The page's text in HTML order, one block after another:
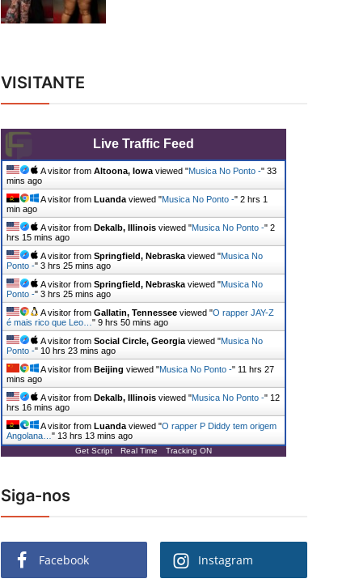
VISITANTE
Live Traffic Feed
A visitor from Altoona, Iowaviewed "Musica No Ponto -" 33
mins ago
A visitor from Luandaviewed "Musica No Ponto -" 2 hrs 1
min ago
A visitor from Dekalb, Illinoisviewed "Musica No Ponto -" 2
hrs 15 mins ago
A visitor from Springfield, Nebraskaviewed "Musica No
Ponto -" 3 hrs 25 mins ago
A visitor from Springfield, Nebraskaviewed "Musica No
Ponto -" 3 hrs 25 mins ago
A visitor from Gallatin, Tennesseeviewed "O rapper JAY-Z
é mais rico que Leo… " 9 hrs 50 mins ago
A visitor from Social Circle, Georgiaviewed "Musica No
Ponto -" 10 hrs 23 mins ago
A visitor from Beijing viewed "Musica No Ponto -" 11 hrs 27
mins ago
A visitor from Dekalb, Illinoisviewed "Musica No Ponto -" 12
hrs 16 mins ago
A visitor from Luandaviewed "O rapper P Diddy tem origem
Angolana… " 13 hrs 13 mins ago
Get Script Real Time Tracking ON
Siga-nos
Facebook Instagram